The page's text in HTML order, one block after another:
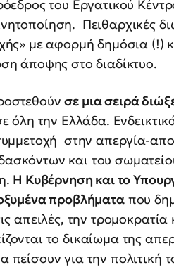
του Εργατικού
Πειθαρχικές
με αφορμή δημόσια (!)
άποψης στο διαδίκτυο.
σε μια σειρά
όλη την Ελλάδα.
στην απεργία-
και του
Η Κυβέρνηση και το
προβλήματαπου
απειλές, την τρομοκρατία
το δικαίωμα της
για την πολιτική